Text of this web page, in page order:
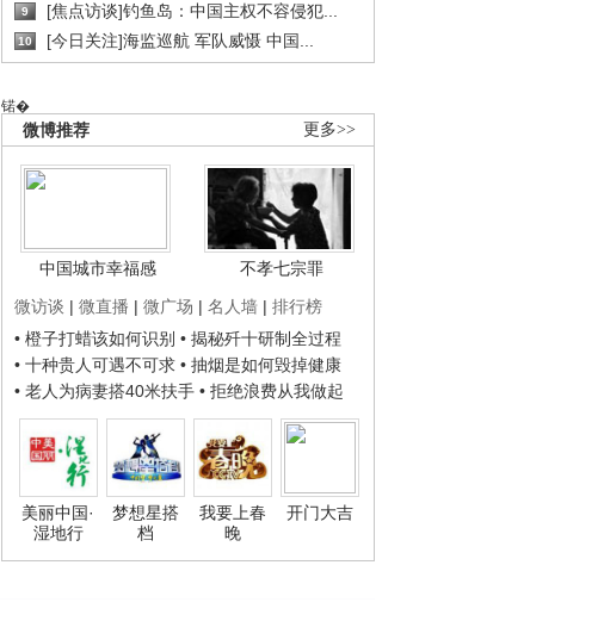
9 [焦点访谈]钓鱼岛：中国主权不容侵犯...
10 [今日关注]海监巡航 军队威慑 中国...
锘�
更多>>
微博推荐
中国城市幸福感
不孝七宗罪
微访谈 | 微直播 | 微广场 | 名人墙 | 排行榜
• 橙子打蜡该如何识别 • 揭秘歼十研制全过程
• 十种贵人可遇不可求 • 抽烟是如何毁掉健康
• 老人为病妻搭40米扶手 • 拒绝浪费从我做起
美丽中国·
湿地行
梦想星搭
档
我要上春
晚
开门大吉